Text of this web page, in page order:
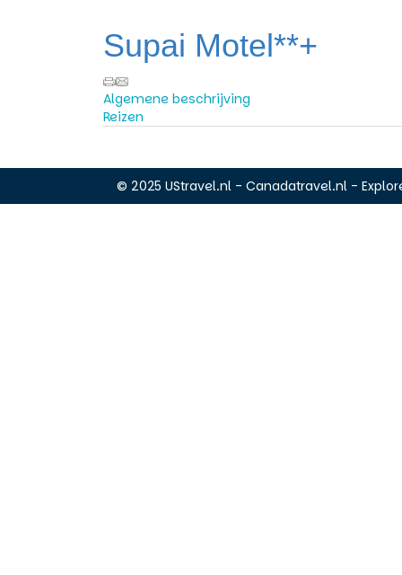
Supai Motel**+
Algemene beschrijving
Reizen
© 2025 UStravel.nl - Canadatravel.nl -